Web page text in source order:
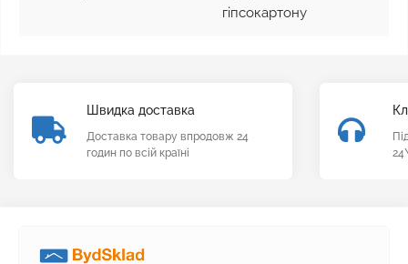
гіпсокартону
Швидка доставка
Доставка товару впродовж 24
годин по всій країні